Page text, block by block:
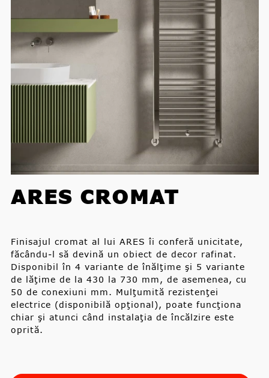
ARES CROMAT
Finisajul cromat al lui ARES îi conferă unicitate,
făcându-l să devină un obiect de decor rafinat.
Disponibil în 4 variante de înălţime şi 5 variante
de lăţime de la 430 la 730 mm, de asemenea, cu
50 de conexiuni mm. Mulţumită rezistenţei
electrice (disponibilă opţional), poate funcţiona
chiar şi atunci când instalaţia de încălzire este
oprită.